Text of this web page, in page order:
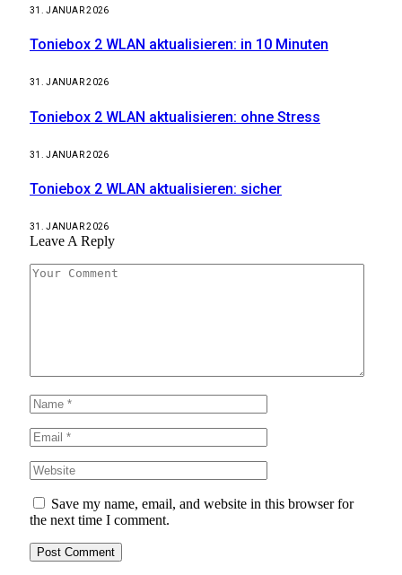
31. JANUAR 2026
Toniebox 2 WLAN aktualisieren: in 10 Minuten
31. JANUAR 2026
Toniebox 2 WLAN aktualisieren: ohne Stress
31. JANUAR 2026
Toniebox 2 WLAN aktualisieren: sicher
31. JANUAR 2026
Leave A Reply
Save my name, email, and website in this browser for
the next time I comment.